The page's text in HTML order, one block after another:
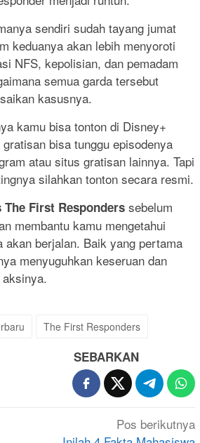
sendiri sudah tayang jumat
keduanya akan lebih menyoroti
NFS, kepolisian, dan pemadam
semua garda tersebut
kasusnya.
kamu bisa tonton di Disney+
bisa tunggu episodenya
atau situs gratisan lainnya. Tapi
silahkan tonton secara resmi.
First Responders sebelum
membantu kamu mengetahui
akan berjalan. Baik yang pertama
menyuguhkan keseruan dan
The First Responders
SEBARKAN
Pos berikutnya